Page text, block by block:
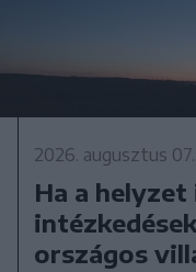
2026. augusztus
Ha a
országos